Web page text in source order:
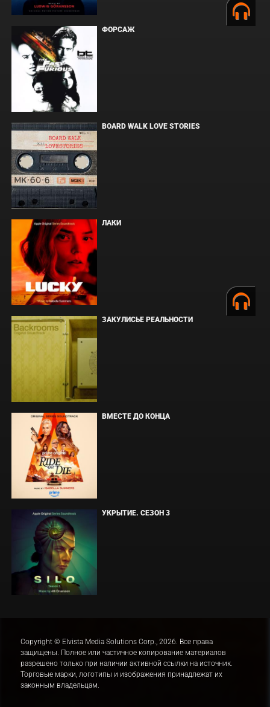
ФОРСАЖ
BOARD WALK LOVE STORIES
ЛАКИ
ЗАКУЛИСЬЕ РЕАЛЬНОСТИ
ВМЕСТЕ ДО КОНЦА
УКРЫТИЕ. СЕЗОН 3
Copyright © Elvista Media Solutions Corp., 2026. Все права
защищены. Полное или частичное копирование материалов
разрешено только при наличии активной ссылки на источник.
Торговые марки, логотипы и изображения принадлежат их
законным владельцам.